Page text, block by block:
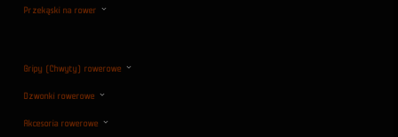
Przekąski na rower
Gripy (Chwyty) rowerowe
Dzwonki rowerowe
Akcesoria rowerowe